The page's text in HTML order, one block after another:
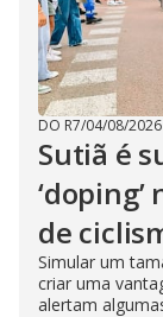
DO R7/04/08/2026
Sutiã é
de
Simular um
criar uma
alertam